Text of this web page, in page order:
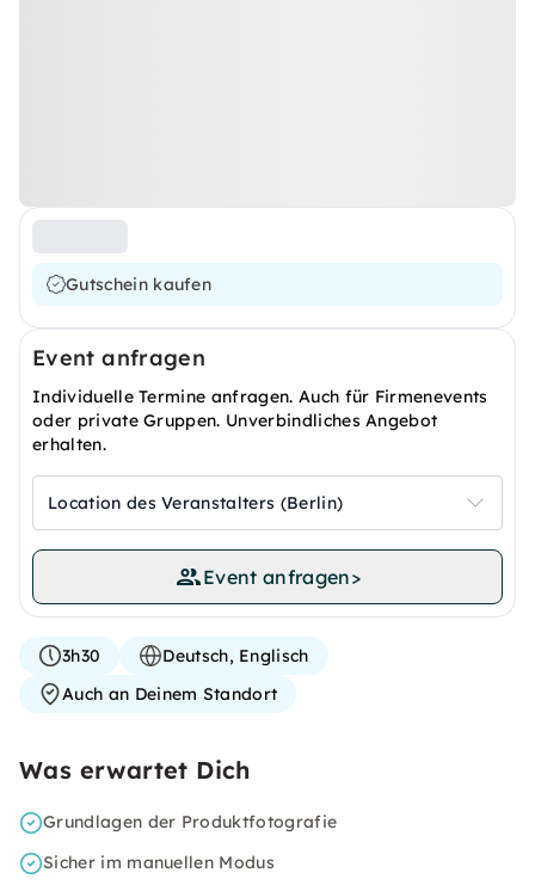
Gutschein kaufen
Event anfragen
Individuelle Termine anfragen. Auch für Firmenevents
oder private Gruppen. Unverbindliches Angebot
erhalten.
Location des Veranstalters (Berlin)
Event anfragen>
3h30
Deutsch, Englisch
Auch an Deinem Standort
Was erwartet Dich
Grundlagen der Produktfotografie
Sicher im manuellen Modus